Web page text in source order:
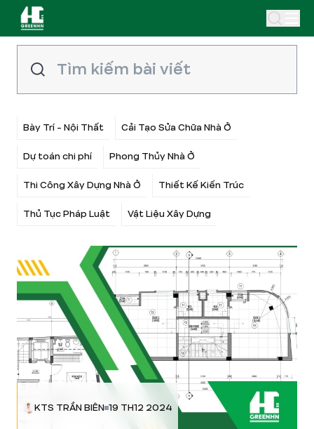
Bày Trí - Nội Thất Cải Tạo Sửa Chữa Nhà Ở
Dự toán chi phí Phong Thủy Nhà Ở
Thi Công Xây Dựng Nhà Ở Thiết Kế Kiến Trúc
Thủ Tục Pháp Luật Vật Liệu Xây Dựng
KTS TRẦN BIÊN 19 TH12 2024